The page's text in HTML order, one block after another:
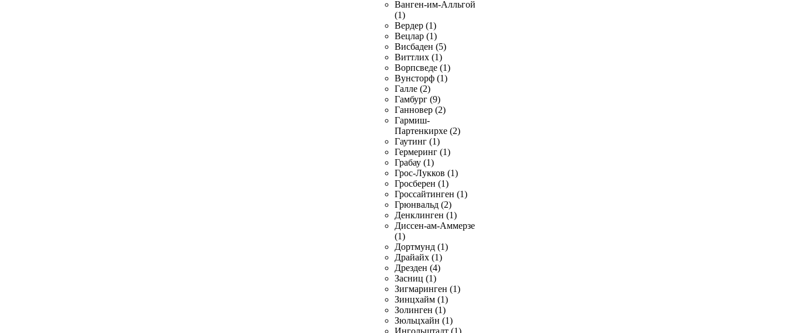
Ванген-им-Алльгой
(1)
Вердер (1)
Вецлар (1)
Висбаден (5)
Виттлих (1)
Ворпсведе (1)
Вунсторф (1)
Галле (2)
Гамбург (9)
Ганновер (2)
Гармиш-
Партенкирхе (2)
Гаутинг (1)
Гермеринг (1)
Грабау (1)
Грос-Лукков (1)
Гросберен (1)
Гроссайтинген (1)
Грюнвальд (2)
Денклинген (1)
Диссен-ам-Аммерзе
(1)
Дортмунд (1)
Драйайх (1)
Дрезден (4)
Засниц (1)
Зигмаринген (1)
Зинцхайм (1)
Золинген (1)
Зюльцхайн (1)
Ингольштадт (1)